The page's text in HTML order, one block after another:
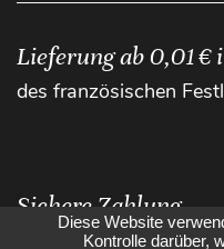
Lieferung ab 0,01 €
des französischen
Sichere Zahlung
Diese Website
Kontrolle darüber,